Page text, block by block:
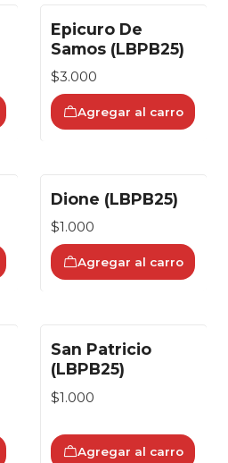
Epicuro De
Samos (LBPB25)
$3.000
Agregar al carro
Dione (LBPB25)
$1.000
Agregar al carro
San Patricio
(LBPB25)
$1.000
Agregar al carro